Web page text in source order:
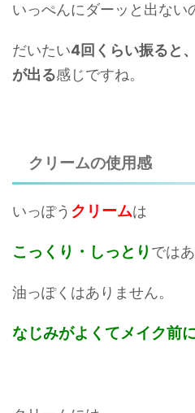
いっぺんにダーッと出ない
だいたい4回くらい振ると
が出る感じですね。
クリームの使用感
いっぽう クリームは
こっくり・しっとり では
油っぽくはありません。
なじみがよくてメイク前